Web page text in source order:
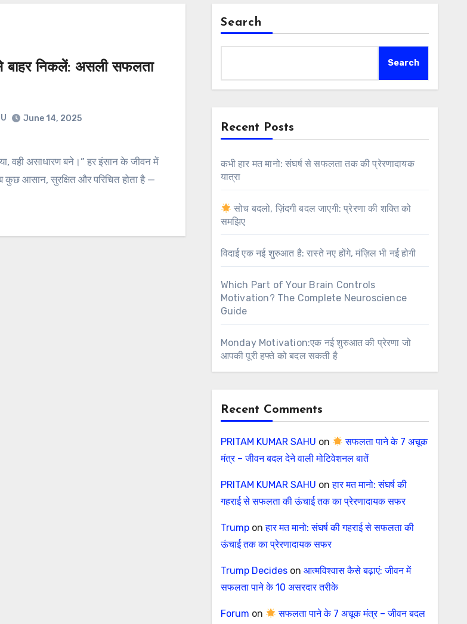
बाहर निकलें: असली सफलता
June 14, 2025
कुछ आसान, सुरक्षित और परिचित होता है —
Search
Search
Recent Posts
कभी हार मत मानो: संघर्ष से सफलता तक की प्रेरणादायक
यात्रा
सोच बदलो, ज़िंदगी बदल जाएगी: प्रेरणा की शक्ति को
समझिए
विदाई एक नई शुरुआत है: रास्ते नए होंगे, मंज़िल भी नई होगी
Which Part of Your Brain Controls
Motivation? The Complete Neuroscience
Guide
Monday Motivation:एक नई शुरुआत की प्रेरणा जो
आपकी पूरी हफ्ते को बदल सकती है
Recent Comments
PRITAM KUMAR SAHU on
सफलता पाने के 7 अचूक
मंत्र – जीवन बदल देने वाली मोटिवेशनल बातें
PRITAM KUMAR SAHU onहार मत मानो: संघर्ष की
गहराई से सफलता की ऊंचाई तक का प्रेरणादायक सफर
Trumponहार मत मानो: संघर्ष की गहराई से सफलता की
ऊंचाई तक का प्रेरणादायक सफर
Trump Decideson आत्मविश्वास कैसे बढ़ाएं: जीवन में
सफलता पाने के 10 असरदार तरीके
Forum on
सफलता पाने के 7 अचूक मंत्र – जीवन बदल